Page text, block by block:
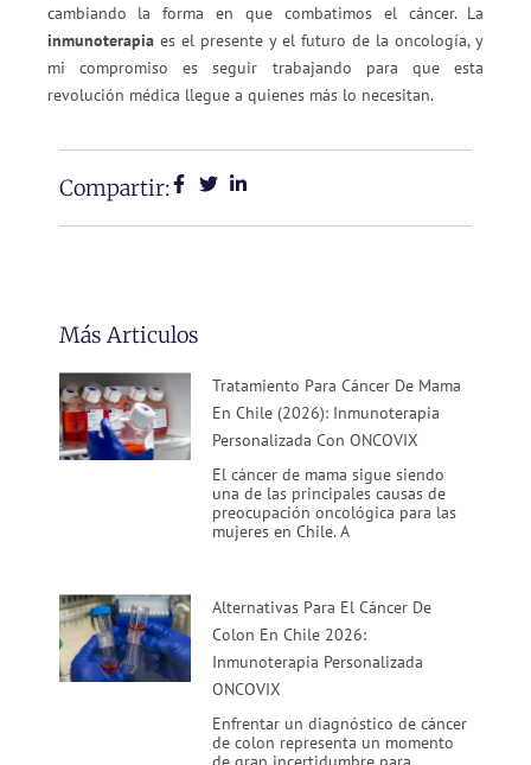
cambiando la forma en que combatimos el cáncer. La
inmunoterapiaes el presente y el futuro de la oncología, y
mi compromiso es seguir trabajando para que esta
revolución médica llegue a quienes más lo necesitan.
Compartir:
Más Articulos
Tratamiento Para Cáncer De Mama
En Chile (2026): Inmunoterapia
Personalizada Con ONCOVIX
El cáncer de mama sigue siendo
una de las principales causas de
preocupación oncológica para las
mujeres en Chile. A
Alternativas Para El Cáncer De
Colon En Chile 2026:
Inmunoterapia Personalizada
ONCOVIX
Enfrentar un diagnóstico de cáncer
de colon representa un momento